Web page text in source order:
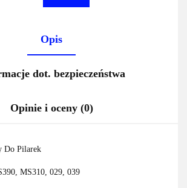
Opis
dot. bezpieczeństwa
Opinie i oceny (0)
Do Pilarek
MS310, 029, 039